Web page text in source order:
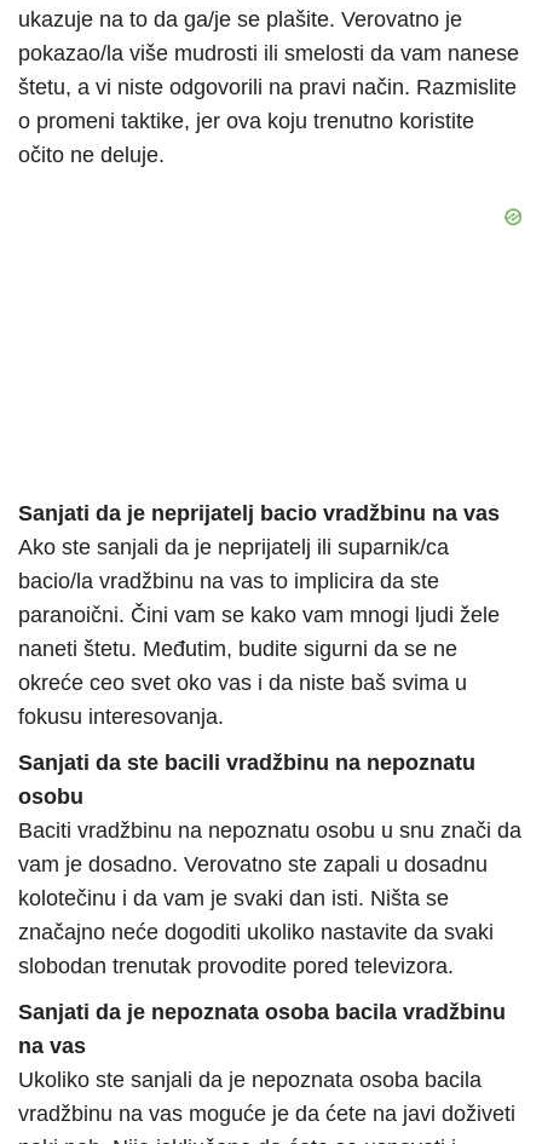
ukazuje na to da ga/je se plašite. Verovatno je
pokazao/la više mudrosti ili smelosti da vam nanese
štetu, a vi niste odgovorili na pravi način. Razmislite
o promeni taktike, jer ova koju trenutno koristite
očito ne deluje.
Sanjati da je neprijatelj bacio vradžbinu na vas
Ako ste sanjali da je neprijatelj ili suparnik/ca
bacio/la vradžbinu na vas to implicira da ste
paranoični. Čini vam se kako vam mnogi ljudi žele
naneti štetu. Međutim, budite sigurni da se ne
okreće ceo svet oko vas i da niste baš svima u
fokusu interesovanja.
Sanjati da ste bacili vradžbinu na nepoznatu
osobu
Baciti vradžbinu na nepoznatu osobu u snu znači da
vam je dosadno. Verovatno ste zapali u dosadnu
kolotečinu i da vam je svaki dan isti. Ništa se
značajno neće dogoditi ukoliko nastavite da svaki
slobodan trenutak provodite pored televizora.
Sanjati da je nepoznata osoba bacila vradžbinu
na vas
Ukoliko ste sanjali da je nepoznata osoba bacila
vradžbinu na vas moguće je da ćete na javi doživeti